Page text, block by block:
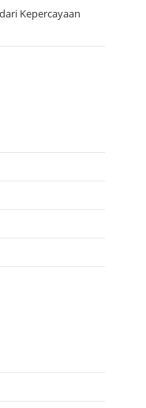
Kepercayaan